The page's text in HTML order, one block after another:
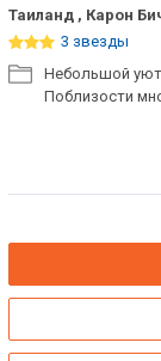
Таиланд , Карон
3 звезды
Небольшой
Поблизости